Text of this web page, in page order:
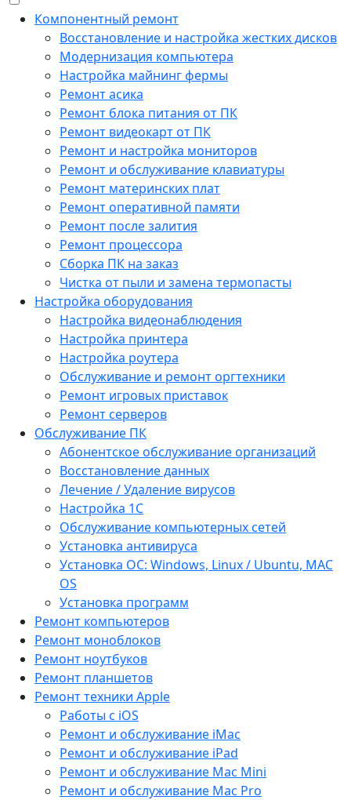
Компонентный ремонт
Восстановление и настройка жестких дисков
Модернизация компьютера
Настройка майнинг фермы
Ремонт асика
Ремонт блока питания от ПК
Ремонт видеокарт от ПК
Ремонт и настройка мониторов
Ремонт и обслуживание клавиатуры
Ремонт материнских плат
Ремонт оперативной памяти
Ремонт после залития
Ремонт процессора
Сборка ПК на заказ
Чистка от пыли и замена термопасты
Настройка оборудования
Настройка видеонаблюдения
Настройка принтера
Настройка роутера
Обслуживание и ремонт оргтехники
Ремонт игровых приставок
Ремонт серверов
Обслуживание ПК
Абонентское обслуживание организаций
Восстановление данных
Лечение / Удаление вирусов
Настройка 1С
Обслуживание компьютерных сетей
Установка антивируса
Установка ОС: Windows, Linux / Ubuntu, МАС
OS
Установка программ
Ремонт компьютеров
Ремонт моноблоков
Ремонт ноутбуков
Ремонт планшетов
Ремонт техники Apple
Работы с iOS
Ремонт и обслуживание iMac
Ремонт и обслуживание iPad
Ремонт и обслуживание Mac Mini
Ремонт и обслуживание Mac Pro